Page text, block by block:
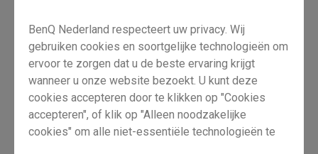
BenQ Nederland respecteert uw privacy. Wij
gebruiken cookies en soortgelijke technologieën om
ervoor te zorgen dat u de beste ervaring krijgt
wanneer u onze website bezoekt. U kunt deze
cookies accepteren door te klikken op "Cookies
accepteren", of klik op "Alleen noodzakelijke
cookies" om alle niet-essentiële technologieën te
scherm
op de afstandsbediening
D Alle bovenstaande